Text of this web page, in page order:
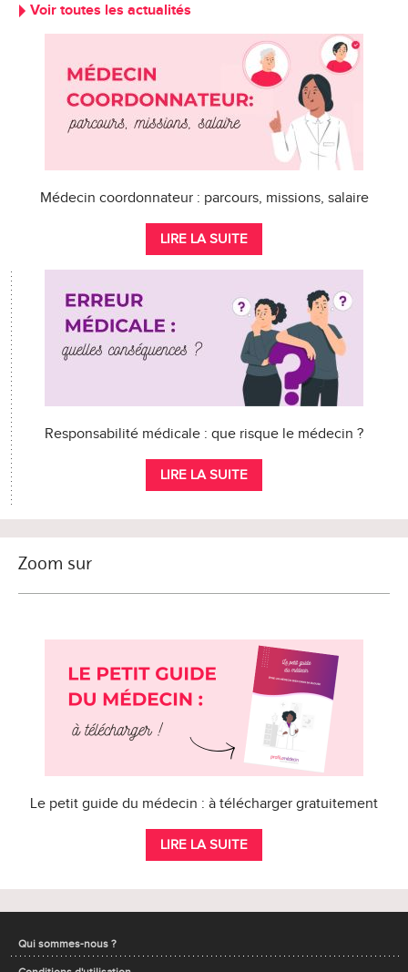
Voir toutes les actualités
Médecin coordonnateur : parcours, missions, salaire
LIRE LA SUITE
Responsabilité médicale : que risque le médecin ?
LIRE LA SUITE
Zoom sur
Le petit guide du médecin : à télécharger gratuitement
LIRE LA SUITE
Qui sommes-nous ?